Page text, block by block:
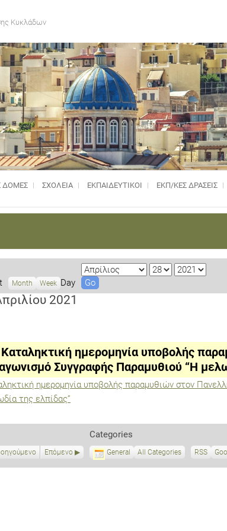
Κυκλάδων
ΔΟΜΈΣ ΣΧΟΛΕΙΑ ΕΚΠΑΙΔΕΥΤΙΚΟΙ ΕΚΠ/ΚΕΣ ΔΡΑΣΕΙΣ
Month Week Day
M
o
n
D
y
Y
a
2021
Καταληκτική ημερομηνία υποβολής
Συγγραφής Παραμυθιού “Η
ημερομηνία υποβολής παραμυθιών στον
της ελπίδας”
Επόμενο
Categories
General All Categories RSS
S